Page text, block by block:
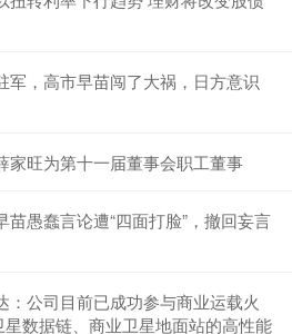
军，高市早苗闯了大祸，日方意识
家旺为第十一届董事会职工董事
愚蠢言论遭“四面打脸”，撤回妄言
：公司目前已成功参与商业运载火
数据链、商业卫星地面站的高性能